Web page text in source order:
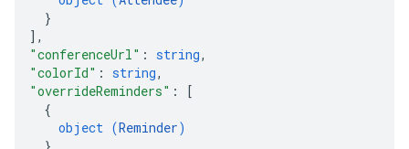
}
] ,
"conferenceUrl" : string,
"colorId" : string,
"overrideReminders" :
[
{
object (Reminder)